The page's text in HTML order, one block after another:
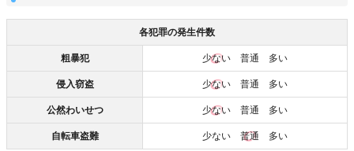
各犯罪の発生件数
粗暴犯 少ない 普通 多い
侵入窃盗 少ない 普通 多い
公然わいせつ 少ない 普通 多い
自転車盗難 少ない 普通 多い